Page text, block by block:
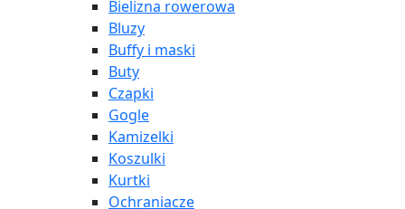
Bielizna rowerowa
Bluzy
Buffy i maski
Buty
Czapki
Gogle
Kamizelki
Koszulki
Kurtki
Ochraniacze